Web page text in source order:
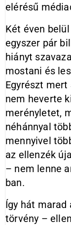
elérésű
Két éven
egyszer pár
hiányt
mostani és
Egyrészt
nem heverte
merényletet,
néhánnyal
mennyivel
az ellenzék
– nem lenne
ban.
Így hát marad
törvény –